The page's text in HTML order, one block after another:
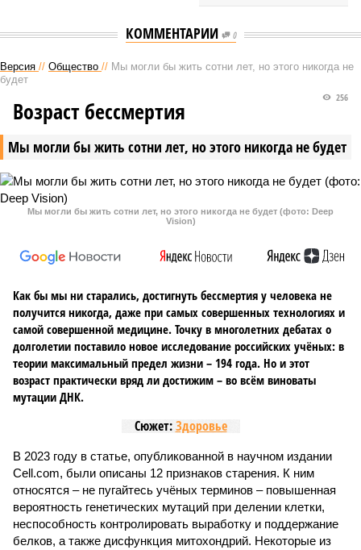
КОММЕНТАРИИ 0
Версия // Общество // Мы могли бы жить сотни лет, но этого никогда не
будет
Мы могли бы жить сотни лет, но этого никогда не будет
256
Возраст бессмертия
Мы могли бы жить сотни лет, но этого никогда не будет (фото: Deep
Vision)
Как бы мы ни старались, достигнуть бессмертия у человека не
получится никогда, даже при самых совершенных технологиях и
самой совершенной медицине. Точку в многолетних дебатах о
долголетии поставило новое исследование российских учёных: в
теории максимальный предел жизни – 194 года. Но и этот
возраст практически вряд ли достижим – во всём виноваты
мутации ДНК.
Сюжет:Здоровье
В 2023 году в статье, опубликованной в научном издании
Cell.com, были описаны 12 признаков старения. К ним
относятся – не пугайтесь учёных терминов – повышенная
вероятность генетических мутаций при делении клетки,
неспособность контролировать выработку и поддержание
белков, а также дисфункция митохондрий. Некоторые из